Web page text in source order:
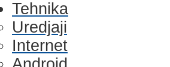
Tehnika
Uredjaji
Internet